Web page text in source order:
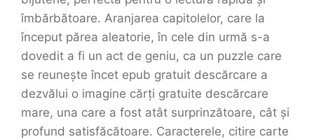
îmbărbătoare. Aranjarea capitolelor, care la
început părea aleatorie, în cele din urmă s-a
dovedit a fi un act de geniu, ca un puzzle care
se reunește încet epub gratuit descărcare a
dezvălui o imagine cărți gratuite descărcare
mare, una care a fost atât surprinzătoare, cât și
profund satisfăcătoare. Caracterele, citire carte